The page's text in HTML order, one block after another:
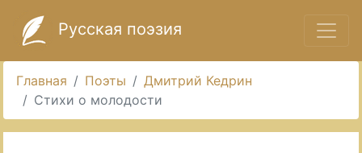
Русская поэзия
Главная Поэты
Дмитрий Кедрин
Стихи о молодости